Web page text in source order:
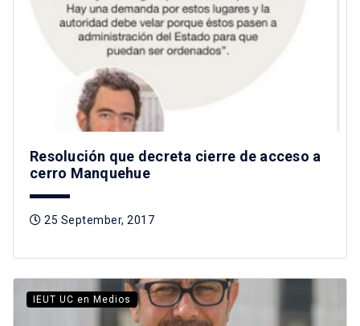
Resolución que decreta cierre de acceso a
cerro Manquehue
25 September, 2017
IEUT UC en Medios